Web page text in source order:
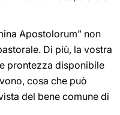
Apostolorum” non
Di più, la vostra
prontezza disponibile
cosa che può
del bene comune di